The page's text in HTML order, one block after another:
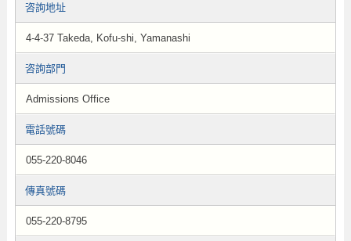
咨詢地址
4-4-37 Takeda, Kofu-shi, Yamanashi
咨詢部門
Admissions Office
電話號碼
055-220-8046
傳真號碼
055-220-8795